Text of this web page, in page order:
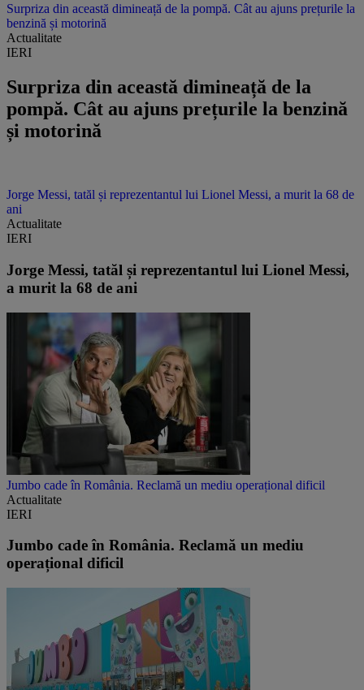
Surpriza din această dimineață de la pompă. Cât au ajuns prețurile la
benzină și motorină
Actualitate
IERI
Surpriza din această dimineață de la
pompă. Cât au ajuns prețurile la benzină
și motorină
Jorge Messi, tatăl și reprezentantul lui Lionel Messi, a murit la 68 de
ani
Actualitate
IERI
Jorge Messi, tatăl și reprezentantul lui Lionel Messi,
a murit la 68 de ani
Jumbo cade în România. Reclamă un mediu operațional dificil
Actualitate
IERI
Jumbo cade în România. Reclamă un mediu
operațional dificil